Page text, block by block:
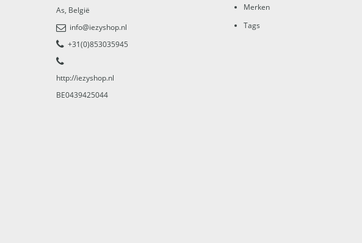
As, België
info@iezyshop.nl
+31(0)853035945
http://iezyshop.nl
BE0439425044
Merken
Tags